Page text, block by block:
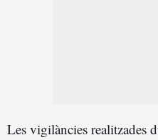
Les vigilàncies realitzades